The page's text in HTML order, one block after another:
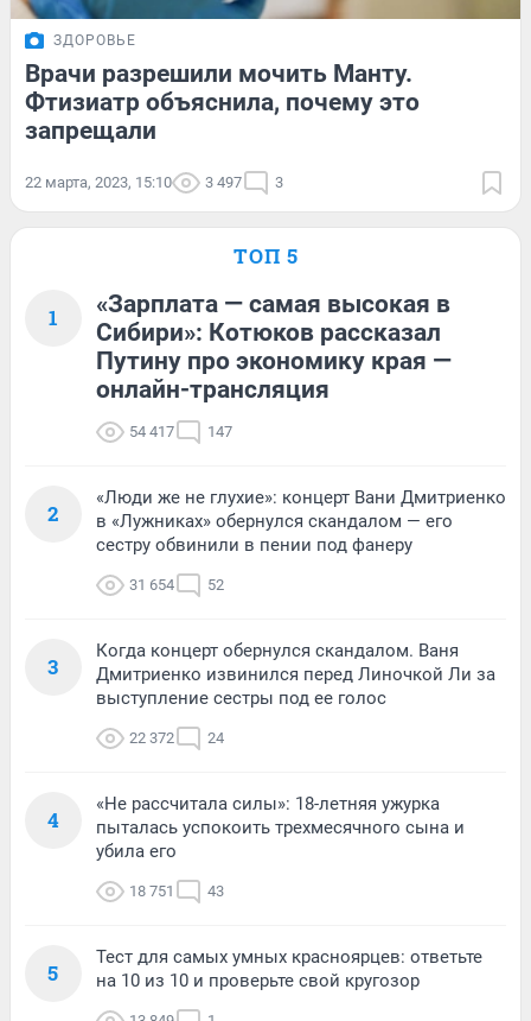
ЗДОРОВЬЕ
Врачи разрешили мочить Манту.
Фтизиатр объяснила, почему это
запрещали
22 марта, 2023, 15:10 3 497 3
ТОП 5
1
«Зарплата — самая высокая в
Сибири»: Котюков рассказал
Путину про экономику края —
онлайн-трансляция
54 417 147
2
«Люди же не глухие»: концерт Вани Дмитриенко
в «Лужниках» обернулся скандалом — его
сестру обвинили в пении под фанеру
31 654 52
3
Когда концерт обернулся скандалом. Ваня
Дмитриенко извинился перед Линочкой Ли за
выступление сестры под ее голос
22 372 24
4
«Не рассчитала силы»: 18-летняя ужурка
пыталась успокоить трехмесячного сына и
убила его
18 751 43
5
Тест для самых умных красноярцев: ответьте
на 10 из 10 и проверьте свой кругозор